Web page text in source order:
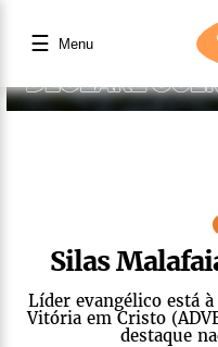
☰ Menu
Silas
Líder evangélico está
Vitória em Cristo
destaque